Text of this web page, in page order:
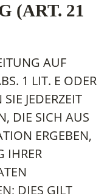
(ART. 21
AUF
1 LIT. E ODER
JEDERZEIT
DIE SICH AUS
ERGEBEN,
IHRER
DIES GILT